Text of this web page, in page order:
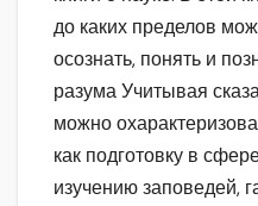
до каких пределов
осознать, понять и
разума Учитывая
можно
как подготовку в
изучению заповедей,